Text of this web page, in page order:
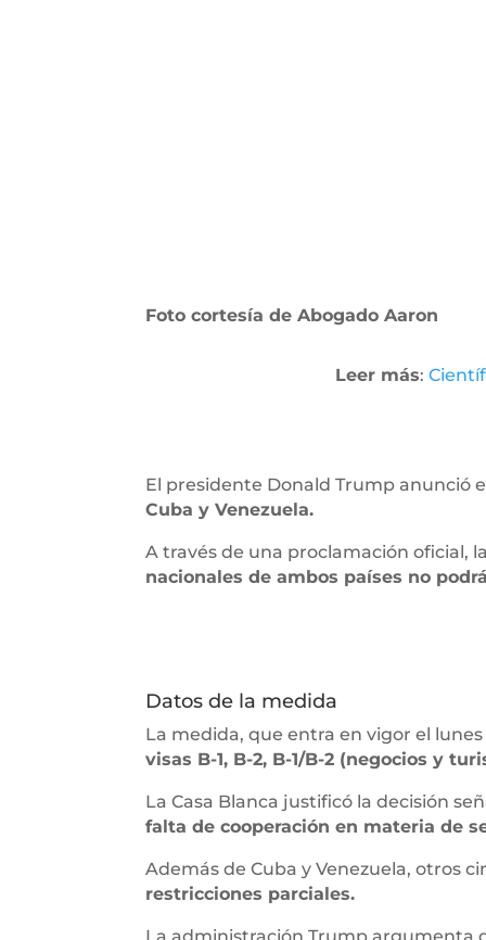
Foto cortesía de Abogado Aaron
Leer más:
El presidente Donald Trump anunció
Cuba y Venezuela.
A través de una proclamación oficial,
nacionales de ambos países no
Datos de la medida
La medida, que entra en vigor el
visas B-1, B-2, B-1/B-2 (negocios y
La Casa Blanca justificó la decisión
falta de cooperación en materia de
Además de Cuba y Venezuela, otros
restricciones parciales.